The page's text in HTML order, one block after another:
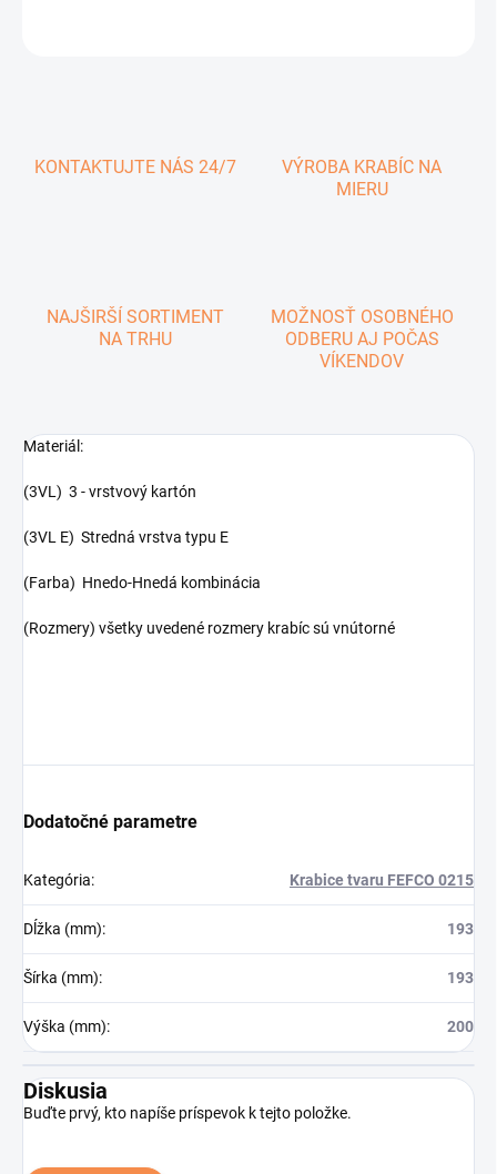
KONTAKTUJTE NÁS 24/7
VÝROBA KRABÍC NA
MIERU
NAJŠIRŠÍ SORTIMENT
NA TRHU
MOŽNOSŤ OSOBNÉHO
ODBERU AJ POČAS
VÍKENDOV
Materiál:
(3VL) 3 - vrstvový kartón
(3VL E) Stredná vrstva typu E
(Farba) Hnedo-Hnedá kombinácia
(Rozmery) všetky uvedené rozmery krabíc sú vnútorné
Dodatočné parametre
Kategória: Krabice tvaru FEFCO 0215
Dĺžka (mm): 193
Šírka (mm): 193
Výška (mm): 200
Diskusia
Buďte prvý, kto napíše príspevok k tejto položke.